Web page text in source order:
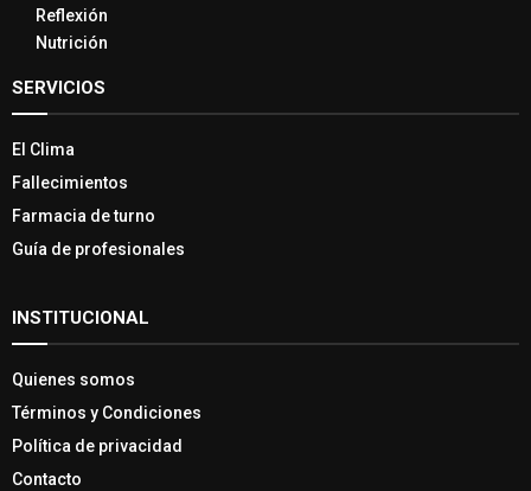
Reflexión
Nutrición
SERVICIOS
El Clima
Fallecimientos
Farmacia de turno
Guía de profesionales
INSTITUCIONAL
Quienes somos
Términos y Condiciones
Política de privacidad
Contacto